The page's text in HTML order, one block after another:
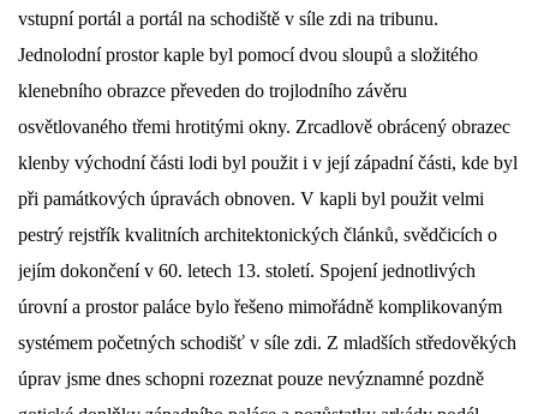
vstupní portál a portál na schodiště v síle zdi na tribunu.
Jednolodní prostor kaple byl pomocí dvou sloupů a složitého
klenebního obrazce převeden do trojlodního závěru
osvětlovaného třemi hrotitými okny. Zrcadlově obrácený obrazec
klenby východní části lodi byl použit i v její západní části, kde byl
při památkových úpravách obnoven. V kapli byl použit velmi
pestrý rejstřík kvalitních architektonických článků, svědčicích o
jejím dokončení v 60. letech 13. století. Spojení jednotlivých
úrovní a prostor paláce bylo řešeno mimořádně komplikovaným
systémem početných schodišť v síle zdi. Z mladších středověkých
úprav jsme dnes schopni rozeznat pouze nevýznamné pozdně